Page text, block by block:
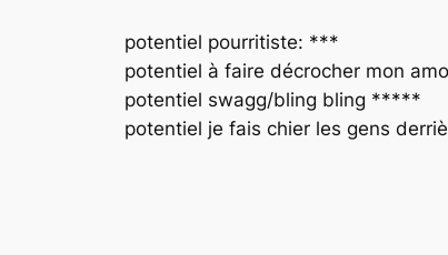
potentiel pourritiste: ***
potentiel à faire décrocher mon
potentiel swagg/bling bling *****
potentiel je fais chier les gens